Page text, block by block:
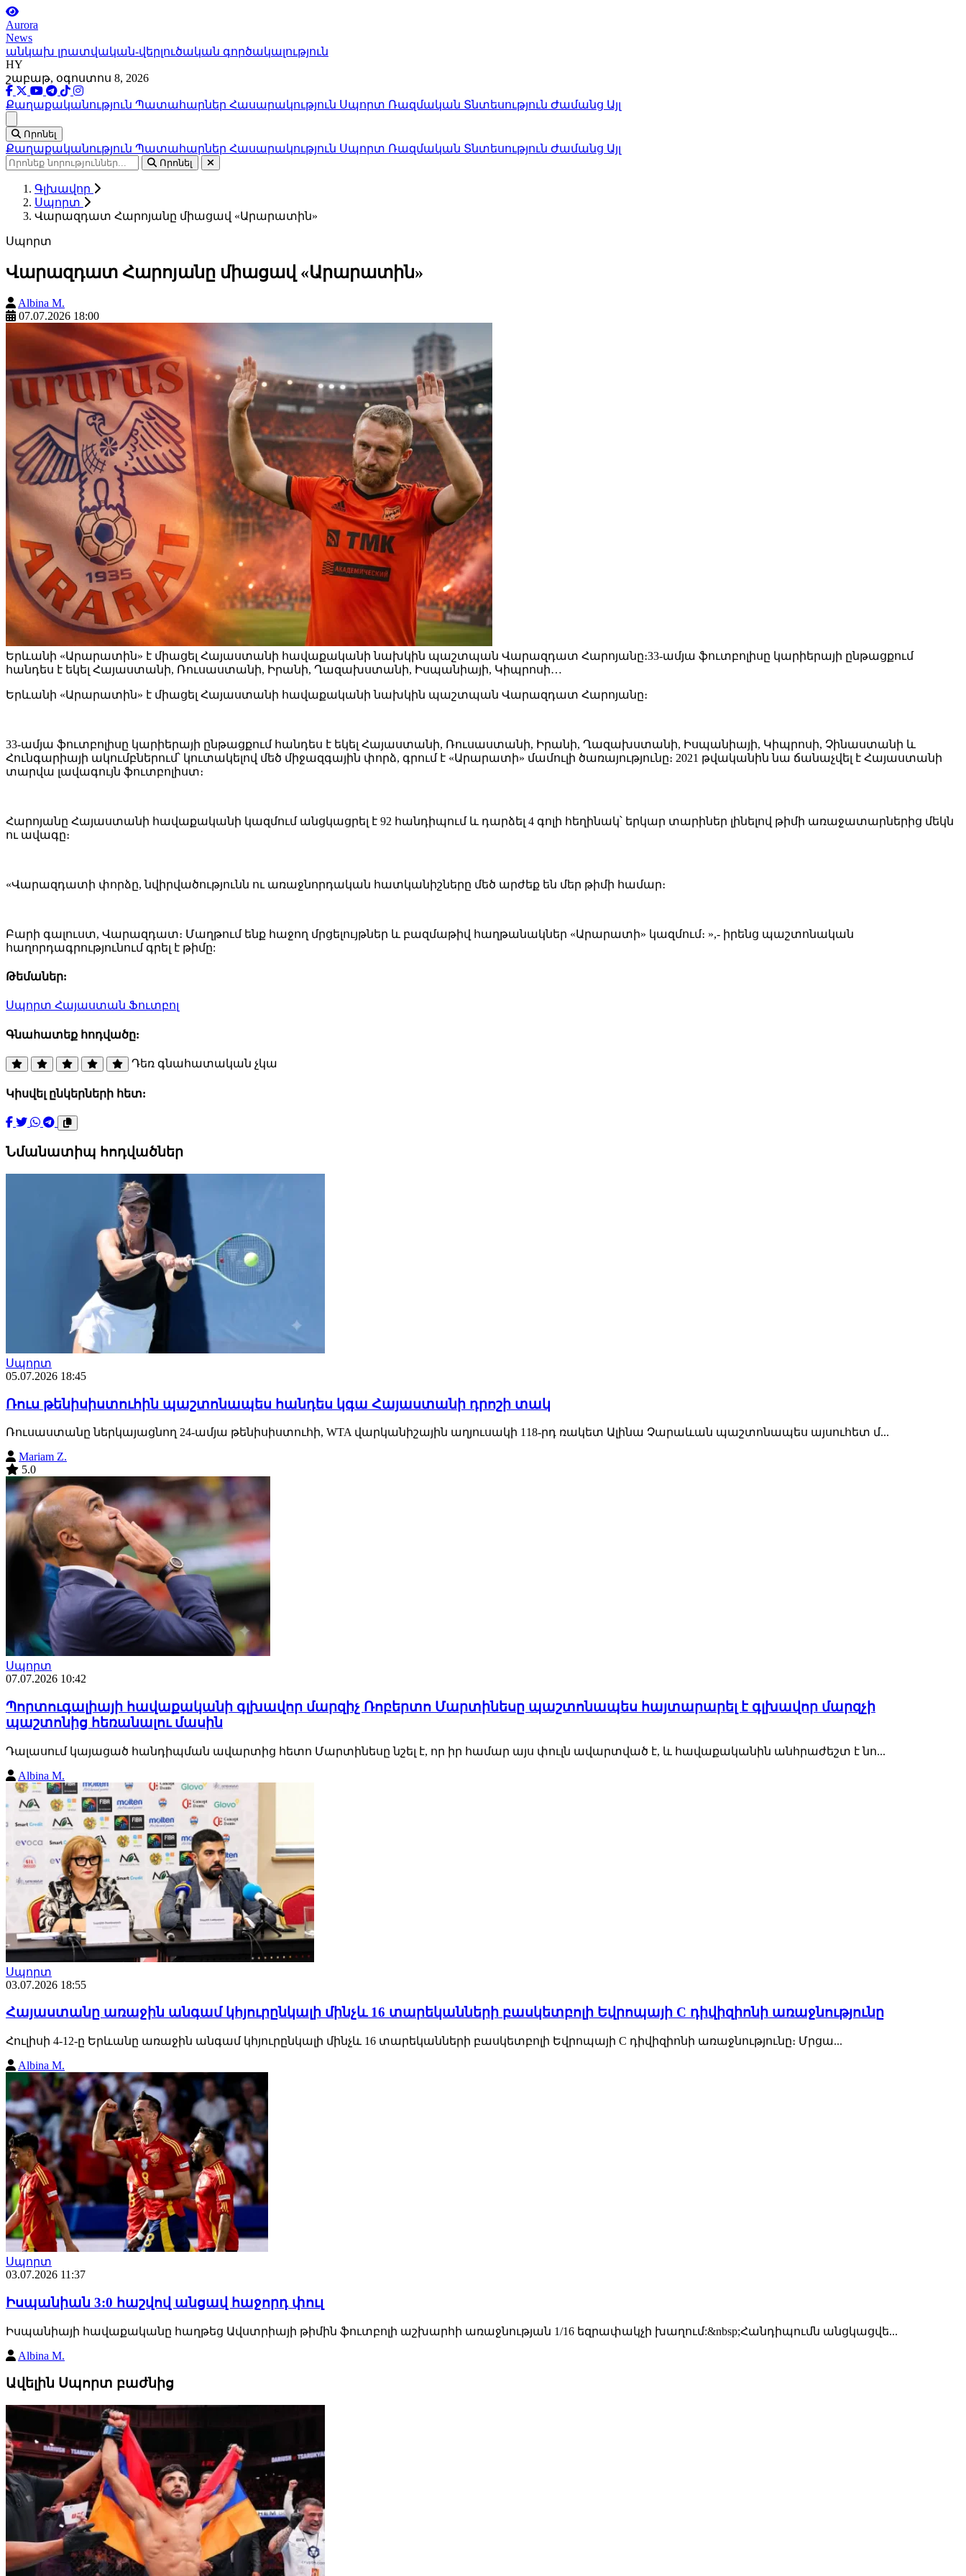
Aurora
News
անկախ լրատվական-վերլուծական գործակալություն
HY
շաբաթ, օգոստոս 8, 2026
Քաղաքականություն Պատահարներ Հասարակություն Սպորտ Ռազմական Տնտեսություն Ժամանց Այլ
Որոնել
Քաղաքականություն Պատահարներ Հասարակություն Սպորտ Ռազմական Տնտեսություն Ժամանց Այլ
Որոնել
Գլխավոր
Սպորտ
Վարազդատ Հարոյանը միացավ «Արարատին»
Սպորտ
Վարազդատ Հարոյանը միացավ «Արարատին»
Albina M.
07.07.2026 18:00
Երևանի «Արարատին» է միացել Հայաստանի հավաքականի նախկին պաշտպան Վարազդատ Հարոյանը։33-ամյա ֆուտբոլիսը կարիերայի ընթացքում
հանդես է եկել Հայաստանի, Ռուսաստանի, Իրանի, Ղազախստանի, Իսպանիայի, Կիպրոսի…
Երևանի «Արարատին» է միացել Հայաստանի հավաքականի նախկին պաշտպան Վարազդատ Հարոյանը։
33-ամյա ֆուտբոլիսը կարիերայի ընթացքում հանդես է եկել Հայաստանի, Ռուսաստանի, Իրանի, Ղազախստանի, Իսպանիայի, Կիպրոսի, Չինաստանի և
Հունգարիայի ակումբներում՝ կուտակելով մեծ միջազգային փորձ, գրում է «Արարատի» մամուլի ծառայությունը։ 2021 թվականին նա ճանաչվել է Հայաստանի
տարվա լավագույն ֆուտբոլիստ։
Հարոյանը Հայաստանի հավաքականի կազմում անցկացրել է 92 հանդիպում և դարձել 4 գոլի հեղինակ՝ երկար տարիներ լինելով թիմի առաջատարներից մեկն
ու ավագը։
«Վարազդատի փորձը, նվիրվածությունն ու առաջնորդական հատկանիշները մեծ արժեք են մեր թիմի համար։
Բարի գալուստ, Վարազդատ։ Մաղթում ենք հաջող մրցելույթներ և բազմաթիվ հաղթանակներ «Արարատի» կազմում։ »,- իրենց պաշտոնական
հաղորդագրությունում գրել է թիմը:
Թեմաներ:
Սպորտ Հայաստան Ֆուտբոլ
Գնահատեք հոդվածը:
Դեռ գնահատական չկա
Կիսվել ընկերների հետ:
Նմանատիպ հոդվածներ
Սպորտ
05.07.2026 18:45
Ռուս թենիսիստուհին պաշտոնապես հանդես կգա Հայաստանի դրոշի տակ
Ռուսաստանը ներկայացնող 24-ամյա թենիսիստուհի, WTA վարկանիշային աղյուսակի 118-րդ ռակետ Ալինա Չարաևան պաշտոնապես այսուհետ մ...
Mariam Z.
5.0
Սպորտ
07.07.2026 10:42
Պորտուգալիայի հավաքականի գլխավոր մարզիչ Ռոբերտո Մարտինեսը պաշտոնապես հայտարարել է գլխավոր մարզչի
պաշտոնից հեռանալու մասին
Դալասում կայացած հանդիպման ավարտից հետո Մարտինեսը նշել է, որ իր համար այս փուլն ավարտված է, և հավաքականին անհրաժեշտ է նո...
Albina M.
Սպորտ
03.07.2026 18:55
Հայաստանը առաջին անգամ կհյուրընկալի մինչև 16 տարեկանների բասկետբոլի Եվրոպայի C դիվիզիոնի առաջնությունը
Հուլիսի 4-12-ը Երևանը առաջին անգամ կհյուրընկալի մինչև 16 տարեկանների բասկետբոլի Եվրոպայի C դիվիզիոնի առաջնությունը։ Մրցա...
Albina M.
Սպորտ
03.07.2026 11:37
Իսպանիան 3:0 հաշվով անցավ հաջորդ փուլ
Իսպանիայի հավաքականը հաղթեց Ավստրիայի թիմին ֆուտբոլի աշխարհի առաջնության 1/16 եզրափակչի խաղում:&nbsp;Հանդիպումն անցկացվե...
Albina M.
Ավելին Սպորտ բաժնից